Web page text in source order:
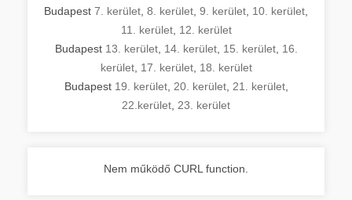
Budapest 7. kerület 8. kerület 9. kerület 10. kerület
11. kerület, 12. kerület
Budapest 13. kerület, 14. kerület, 15. kerület, 16.
kerület, 17. kerület, 18. kerület
Budapest 19. kerület, 20. kerület, 21. kerület,
22.kerület 23. kerület
Nem működő CURL function.